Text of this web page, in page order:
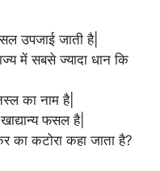
उपजाई जाती है|
में सबसे ज्यादा धान कि
का नाम है|
फसल है|
का कटोरा कहा जाता है?